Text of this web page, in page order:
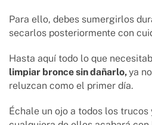
Para ello, debes sumergirlos
secarlos posteriormente con
Hasta aquí todo lo que
limpiar bronce sin dañarlo,ya
reluzcan como el primer día.
Échale un ojo a todos los